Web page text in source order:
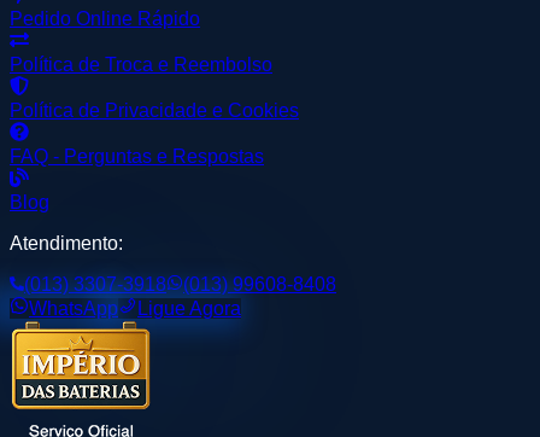
Pedido Online Rápido
Política de Troca e Reembolso
Política de Privacidade e Cookies
FAQ - Perguntas e Respostas
Blog
Atendimento:
(013) 3307-3918
(013) 99608-8408
WhatsApp
Ligue Agora